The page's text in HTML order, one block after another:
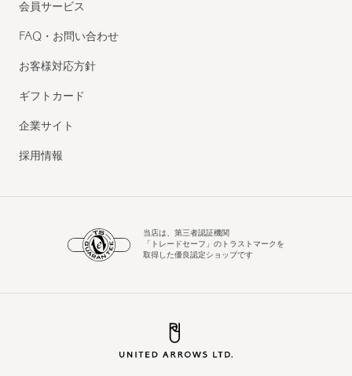
会員サービス
FAQ・お問い合わせ
お客様対応方針
ギフトカード
企業サイト
採用情報
当店は、第三者認証機関
「トレードセーフ」のトラストマークを
取得した優良認定ショップです